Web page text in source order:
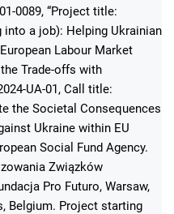
0089, “Project title:
into a job): Helping Ukrainian
Labour Market
Trade-offs with
UA-01, Call title:
the Societal Consequences
Ukraine within EU
Social Fund Agency.
Związków
Pro Futuro, Warsaw,
Belgium. Project starting